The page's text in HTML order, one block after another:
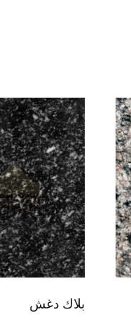
بلاك دغش